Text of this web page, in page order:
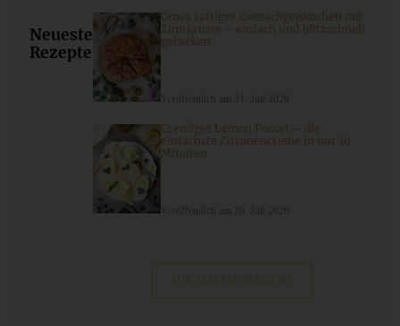
Weiße-Schokolade-Cranberry-Cookies
Neueste
Rezepte
Omas saftiger Zwetschgenkuchen mit
Zimtkruste – einfach und blitzschnell
gebacken
Cremiges Lemon Posset – die
einfachste Zitronencreme in nur 10
Minuten